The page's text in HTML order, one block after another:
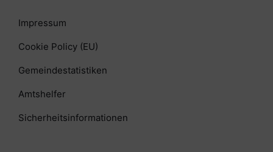
Impressum
Cookie Policy (EU)
Gemeindestatistiken
Amtshelfer
Sicherheitsinformationen